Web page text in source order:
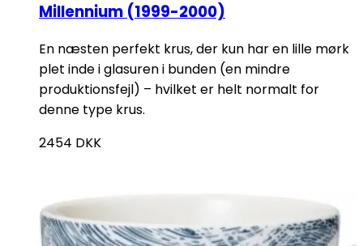
Millennium (1999-2000)
En næsten perfekt krus, der kun har en lille mørk
plet inde i glasuren i bunden (en mindre
produktionsfejl) – hvilket er helt normalt for
denne type krus.
2454 DKK